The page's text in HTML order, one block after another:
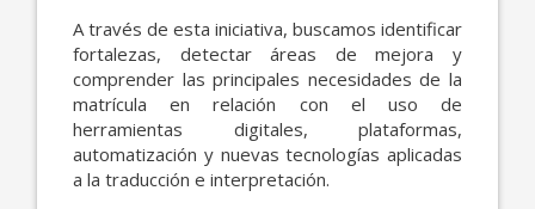
A través de esta iniciativa, buscamos identificar
fortalezas, detectar áreas de mejora y
comprender las principales necesidades de la
matrícula en relación con el uso de
herramientas digitales, plataformas,
automatización y nuevas tecnologías aplicadas
a la traducción e interpretación.